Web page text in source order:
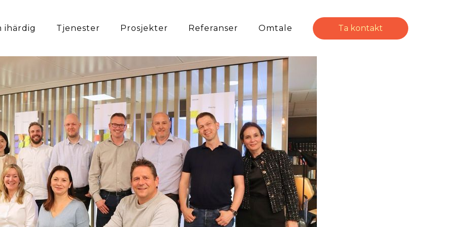
ihärdig Tjenester Prosjekter Referanser Omtale Ta kontakt